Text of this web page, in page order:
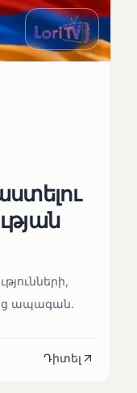
ապագան.
Դիտել